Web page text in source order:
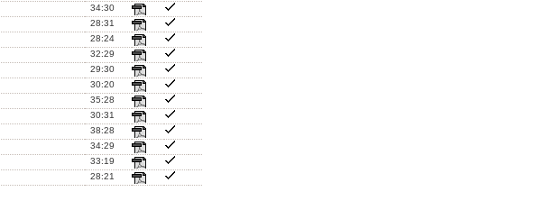
34:30
28:31
28:24
32:29
29:30
30:20
35:28
30:31
38:28
34:29
33:19
28:21